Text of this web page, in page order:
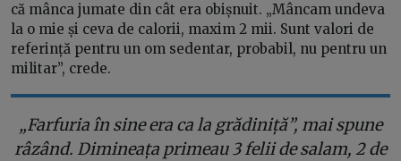
că mânca jumate din cât era obișnuit. „Mâncam undeva
la o mie și ceva de calorii, maxim 2 mii. Sunt valori de
referință pentru un om sedentar, probabil, nu pentru un
militar”, crede.
„Farfuria în sine era ca la grădiniță”, mai spune
râzând. Dimineața primeau 3 felii de salam, 2 de